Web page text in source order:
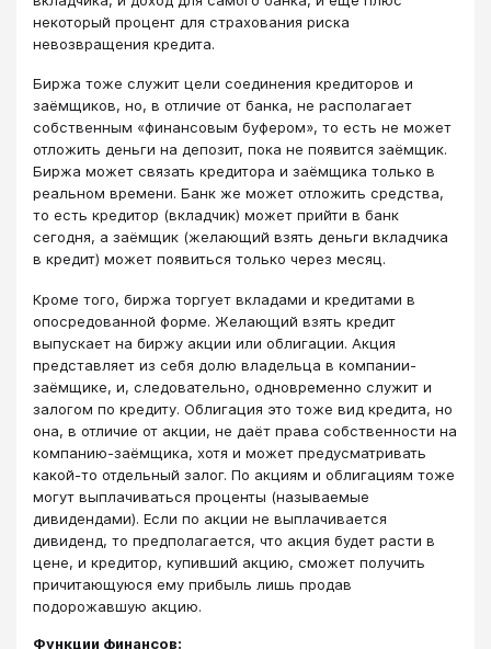
некоторый процент для страхования риска
невозвращения кредита.
Биржа тоже служит цели соединения кредиторов и
заёмщиков, но, в отличие от банка, не располагает
собственным «финансовым буфером», то есть не может
отложить деньги на депозит, пока не появится заёмщик.
Биржа может связать кредитора и заёмщика только в
реальном времени. Банк же может отложить средства,
то есть кредитор (вкладчик) может прийти в банк
сегодня, а заёмщик (желающий взять деньги вкладчика
в кредит) может появиться только через месяц.
Кроме того, биржа торгует вкладами и кредитами в
опосредованной форме. Желающий взять кредит
выпускает на биржу акции или облигации. Акция
представляет из себя долю владельца в компании-
заёмщике, и, следовательно, одновременно служит и
залогом по кредиту. Облигация это тоже вид кредита, но
она, в отличие от акции, не даёт права собственности на
компанию-заёмщика, хотя и может предусматривать
какой-то отдельный залог. По акциям и облигациям тоже
могут выплачиваться проценты (называемые
дивидендами). Если по акции не выплачивается
дивиденд, то предполагается, что акция будет расти в
цене, и кредитор, купивший акцию, сможет получить
причитающуюся ему прибыль лишь продав
подорожавшую акцию.
Функции финансов: